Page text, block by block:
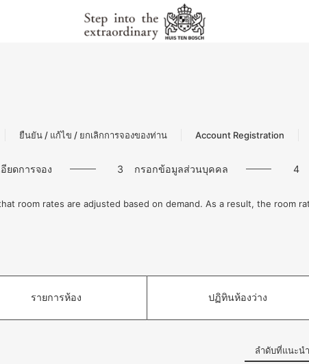
ยืนยัน / แก้ไข / ยกเลิกการจองของท่าน Account Registration
ยดการจอง 3 กรอกข้อมูลส่วนบุคคล 4
room rates are adjusted based on demand. As a result, the room
รายการห้อง ปฏิทินห้องว่าง
ลำดับที่แนะนำ